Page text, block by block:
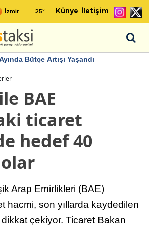
25° Künye İletişim
Bütçe Artışı Yaşandı
BAE
ticaret
hedef 40
Arap Emirlikleri (BAE)
hacmi, son yıllarda kaydedilen
çekiyor. Ticaret Bakan